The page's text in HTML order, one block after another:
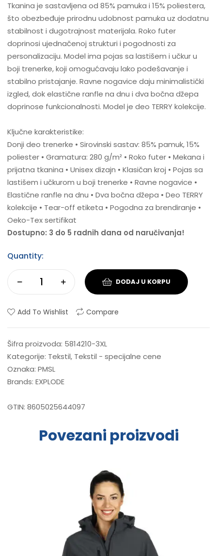
Tkanina je sastavljena od 85% pamuka i 15% poliestera,
što obezbeđuje prirodnu udobnost pamuka uz dodatnu
stabilnost i dugotrajnost materijala. Roko futer
doprinosi ujednačenoj strukturi i pogodnosti za
personalizaciju. Model ima pojas sa lastišem i učkur u
boji trenerke, koji omogućavaju lako podešavanje i
stabilno pristajanje. Ravne nogavice daju minimalistički
izgled, dok elastične ranfle na dnu i dva bočna džepa
doprinose funkcionalnosti. Model je deo TERRY kolekcije.
Ključne karakteristike:
Donji deo trenerke • Sirovinski sastav: 85% pamuk, 15%
poliester • Gramatura: 280 g/m² • Roko futer • Mekana i
prijatna tkanina • Unisex dizajn • Klasičan kroj • Pojas sa
lastišem i učkurom u boji trenerke • Ravne nogavice •
Elastične ranfle na dnu • Dva bočna džepa • Deo TERRY
kolekcije • Tear-off etiketa • Pogodna za brendiranje •
Oeko-Tex sertifikat
Dostupno: 3 do 5 radnih dana od naručivanja!
Quantity:
DODAJ U KORPU
Add To Wishlist Compare
Šifra proizvoda: 5814210-3XL
Kategorije: Tekstil, Tekstil - specijalne cene
Oznaka: PMSL
Brands: EXPLODE
GTIN: 8605025644097
Povezani proizvodi